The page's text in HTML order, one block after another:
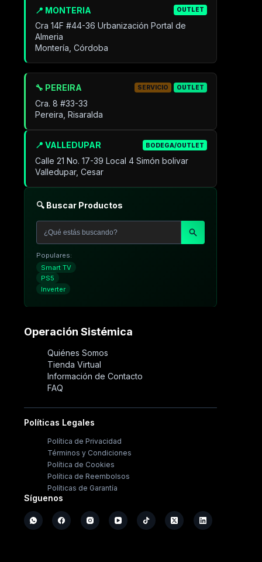
📍 MONTERIA OUTLET
Cra 14F #44-36 Urbanización Portal de
Almeria
Montería, Córdoba
📍 VALLEDUPAR BODEGA/OUTLET
Calle 21 No. 17-39 Local 4 Simón bolivar
Valledupar, Cesar
🔧 PEREIRA SERVICIO OUTLET
Cra. 8 #33-33
Pereira, Risaralda
🔍 Buscar Productos
Populares:
Smart TV
PS5
Inverter
Operación Sistémica
Quiénes Somos
Tienda Virtual
Información de Contacto
FAQ
Políticas Legales
Política de Privacidad
Términos y Condiciones
Política de Cookies
Política de Reembolsos
Políticas de Garantía
Síguenos